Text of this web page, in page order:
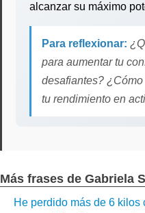
alcanzar su máximo
Para reflexionar:
para aumentar tu
desafiantes?
tu rendimiento en
Más frases de Gabriela
He perdido más de 6